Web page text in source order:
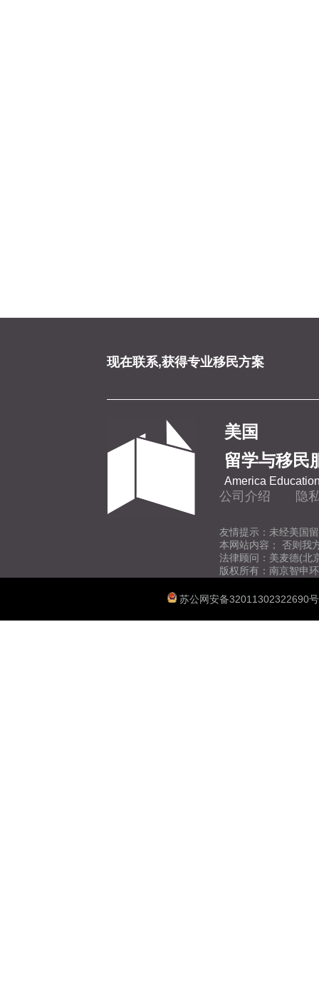
现在联系,获得专业移民方案
美国
留学与移民
America
公司介绍 隐
友情提示：未经美国
本网站内容； 否则我
法律顾问：美麦德(北
版权所有：南京智申
苏公网安备32011302322690号